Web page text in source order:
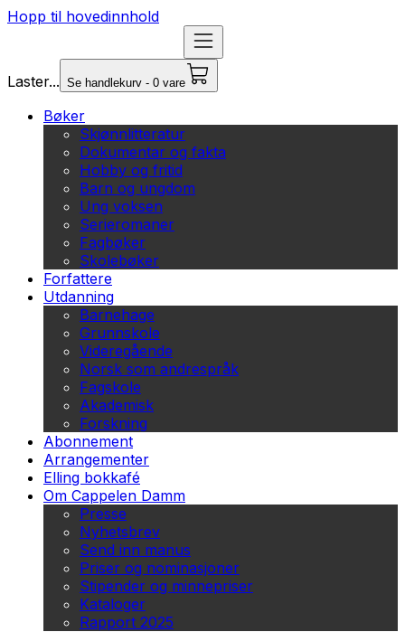
Hopp til hovedinnhold
Laster... Se handlekurv - 0 vare
Bøker
Skjønnlitteratur
Dokumentar og fakta
Hobby og fritid
Barn og ungdom
Ung voksen
Serieromaner
Fagbøker
Skolebøker
Forfattere
Utdanning
Barnehage
Grunnskole
Videregående
Norsk som andrespråk
Fagskole
Akademisk
Forskning
Abonnement
Arrangementer
Elling bokkafé
Om Cappelen Damm
Presse
Nyhetsbrev
Send inn manus
Priser og nominasjoner
Stipender og minnepriser
Kataloger
Rapport 2025